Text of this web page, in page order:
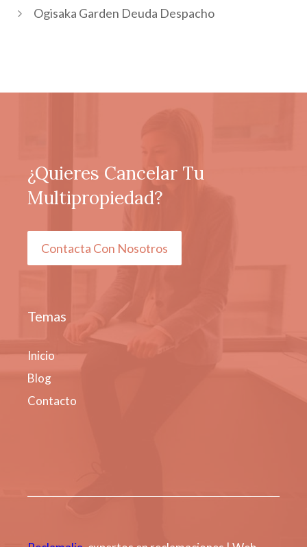
Ogisaka Garden Deuda Despacho
¿Quieres Cancelar Tu
Multipropiedad?
Contacta Con Nosotros
Temas
Inicio
Blog
Contacto